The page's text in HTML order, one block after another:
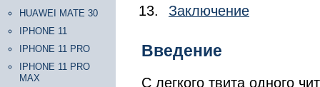
HUAWEI MATE 30
IPHONE 11
IPHONE 11 PRO
IPHONE 11 PRO
MAX
Заключение
Введение
С легкого твита одного